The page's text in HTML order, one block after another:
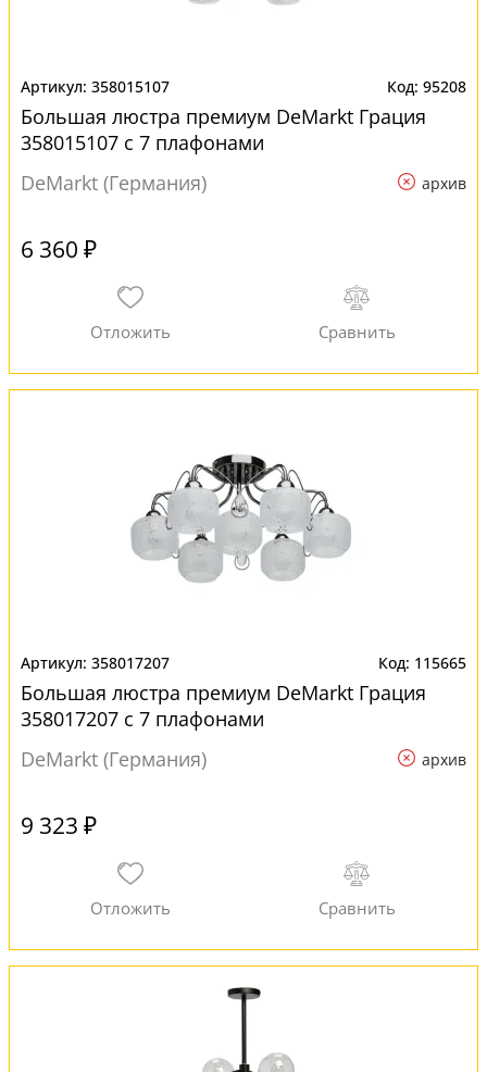
358015107 95208
Большая люстра премиум DeMarkt Грация
358015107 с 7 плафонами
DeMarkt (Германия)
архив
6 360 ₽
358017207 115665
Большая люстра премиум DeMarkt Грация
358017207 с 7 плафонами
DeMarkt (Германия)
архив
9 323 ₽